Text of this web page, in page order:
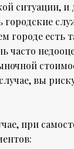
ситуации,
городские
городе есть
часто
вы
при